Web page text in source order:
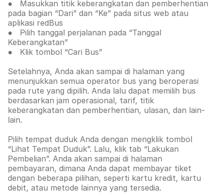
● Masukkan titik keberangkatan dan pemberhentian
pada bagian “Dari” dan “Ke” pada situs web atau
aplikasi redBus
● Pilih tanggal perjalanan pada “Tanggal
Keberangkatan”
● Klik tombol “Cari Bus”
Setelahnya, Anda akan sampai di halaman yang
menunjukkan semua operator bus yang beroperasi
pada rute yang dipilih. Anda lalu dapat memilih bus
berdasarkan jam operasional, tarif, titik
keberangkatan dan pemberhentian, ulasan, dan lain-
lain.
Pilih tempat duduk Anda dengan mengklik tombol
“Lihat Tempat Duduk”. Lalu, klik tab “Lakukan
Pembelian”. Anda akan sampai di halaman
pembayaran, dimana Anda dapat membayar tiket
dengan beberapa pilihan, seperti kartu kredit, kartu
debit, atau metode lainnya yang tersedia.